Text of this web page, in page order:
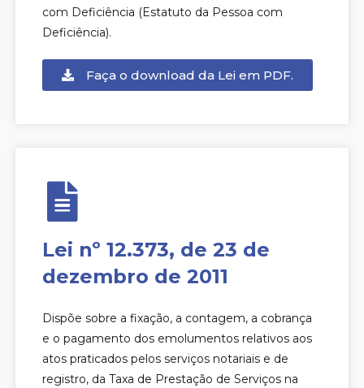
com Deficiência (Estatuto da Pessoa com
Deficiência).
Faça o download da Lei em PDF.
Lei nº 12.373, de 23 de
dezembro de 2011
Dispõe sobre a fixação, a contagem, a cobrança
e o pagamento dos emolumentos relativos aos
atos praticados pelos serviços notariais e de
registro, da Taxa de Prestação de Serviços na